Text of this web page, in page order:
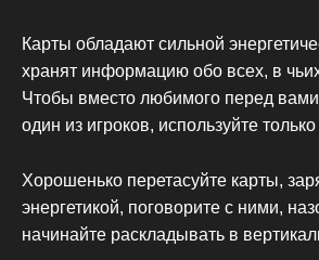
Карты обладают сильной
хранят информацию обо всех, в
Чтобы вместо любимого перед
один из игроков, используйте
Хорошенько перетасуйте карты,
энергетикой, поговорите с ними,
начинайте раскладывать в